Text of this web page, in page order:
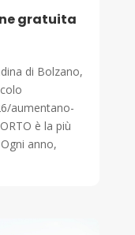
gratuita
di Bolzano,
aumentano-
è la più
anno,